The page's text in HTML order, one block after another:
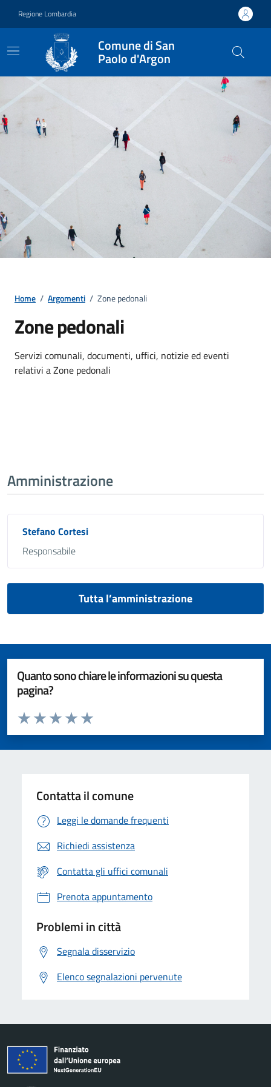
Regione Lombardia
Comune di San
Paolo d'Argon
Home / Argomenti / Zone pedonali
Zone pedonali
Dettagli della notizia
Servizi comunali, documenti, uffici, notizie ed eventi
relativi a Zone pedonali
Amministrazione
Stefano Cortesi
Responsabile
Tutta l’amministrazione
Quanto sono chiare le informazioni su questa
pagina?
Valuta da 1 a 5 stelle la pagina
Valuta 5 stelle su 5
Valuta 4 stelle su 5
Valuta 3 stelle su 5
Valuta 2 stelle su 5
Valuta 1 stelle su 5
Contatta il comune
Leggi le domande frequenti
Richiedi assistenza
Contatta gli uffici comunali
Prenota appuntamento
Problemi in città
Segnala disservizio
Elenco segnalazioni pervenute